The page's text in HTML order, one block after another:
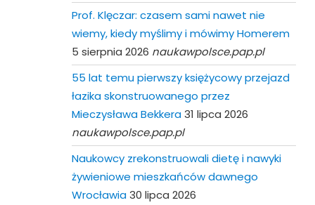
Prof. Klęczar: czasem sami nawet nie
wiemy, kiedy myślimy i mówimy Homerem
5 sierpnia 2026 naukawpolsce.pap.pl
55 lat temu pierwszy księżycowy przejazd
łazika skonstruowanego przez
Mieczysława Bekkera31 lipca 2026
naukawpolsce.pap.pl
Naukowcy zrekonstruowali dietę i nawyki
żywieniowe mieszkańców dawnego
Wrocławia30 lipca 2026